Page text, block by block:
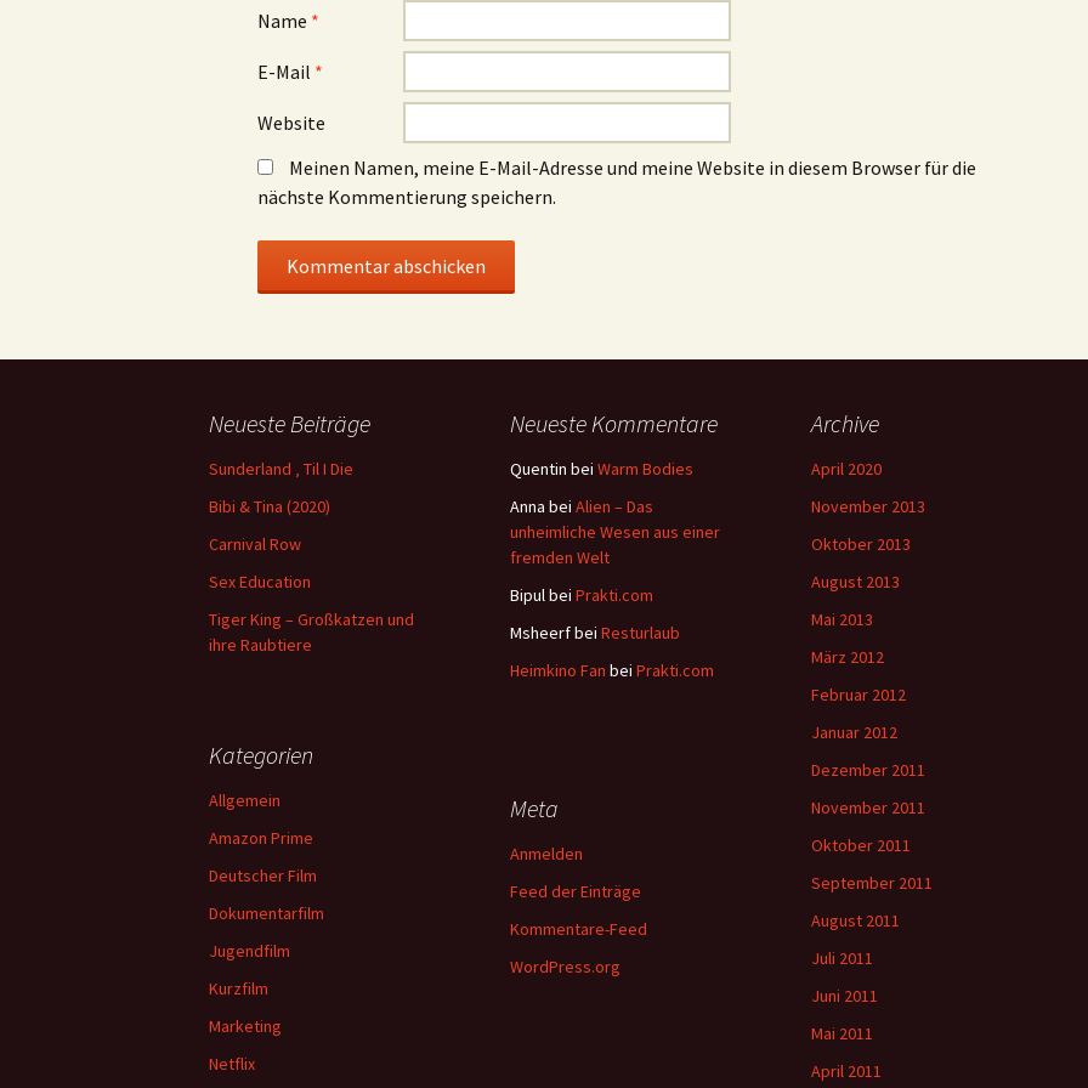
Name *
E-Mail *
Website
Meinen Namen, meine E-Mail-Adresse und meine Website in diesem Browser für die
nächste Kommentierung speichern.
Neueste Beiträge
Sunderland ‚ Til I Die
Bibi & Tina (2020)
Carnival Row
Sex Education
Tiger King – Großkatzen und
ihre Raubtiere
Neueste Kommentare
Quentin bei Warm Bodies
Anna bei Alien – Das
unheimliche Wesen aus einer
fremden Welt
Bipulbei Prakti.com
Msheerfbei Resturlaub
Heimkino Fan bei Prakti.com
Archive
April 2020
November 2013
Oktober 2013
August 2013
Mai 2013
März 2012
Februar 2012
Januar 2012
Dezember 2011
November 2011
Oktober 2011
September 2011
August 2011
Juli 2011
Juni 2011
Mai 2011
April 2011
Kategorien
Allgemein
Amazon Prime
Deutscher Film
Dokumentarfilm
Jugendfilm
Kurzfilm
Marketing
Netflix
Meta
Anmelden
Feed der Einträge
Kommentare-Feed
WordPress.org